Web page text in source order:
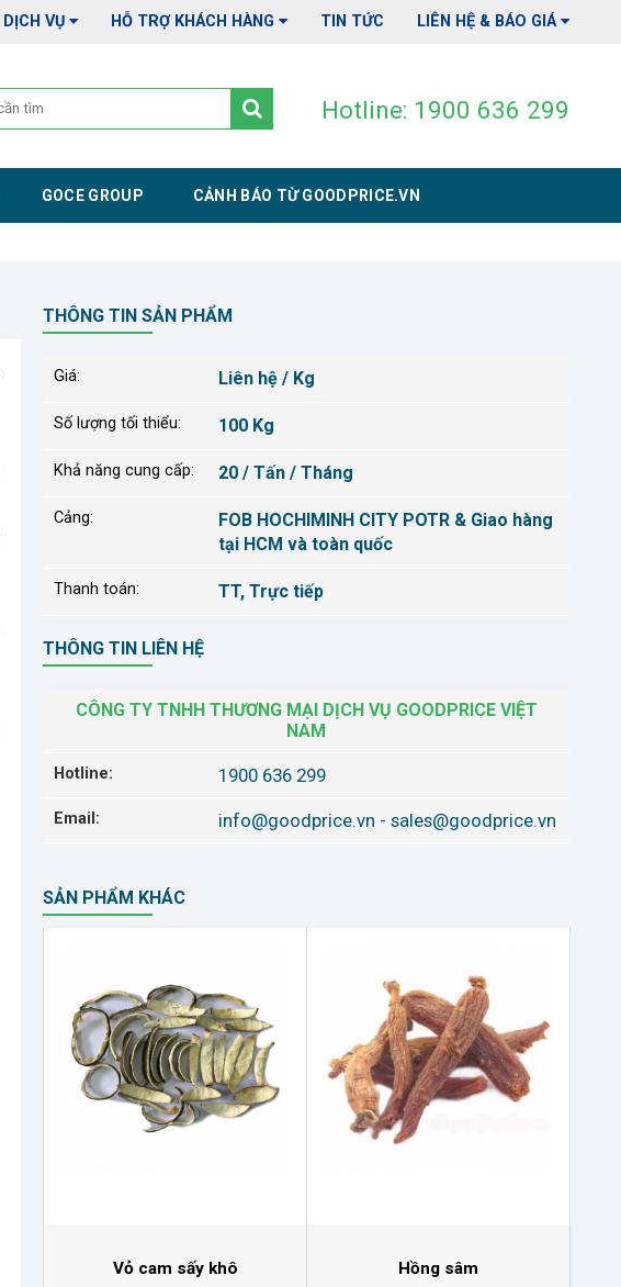
DỊCH VỤ HỖ TRỢ KHÁCH HÀNG TIN TỨC LIÊN HỆ & BÁO GIÁ
Hotline: 1900 636 299
GOCE GROUP CẢNH BÁO TỪ GOODPRICE.VN
THÔNG TIN SẢN PHẨM
Giá: Liên hệ / Kg
Số lượng tối thiểu: 100 Kg
Khả năng cung cấp: 20 / Tấn / Tháng
Cảng:
FOB HOCHIMINH CITY POTR & Giao hàng
tại HCM và toàn quốc
Thanh toán: TT, Trực tiếp
THÔNG TIN LIÊN HỆ
CÔNG TY TNHH THƯƠNG MẠI DỊCH VỤ GOODPRICE VIỆT
NAM
Hotline: 1900 636 299
Email: info@goodprice.vn - sales@goodprice.vn
SẢN PHẨM KHÁC
Vỏ cam sấy khô Hồng sâm